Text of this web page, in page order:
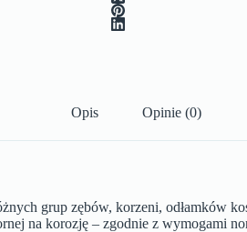
Opis Opinie (0)
grup zębów, korzeni, odłamków
na korozję – zgodnie z wymogami